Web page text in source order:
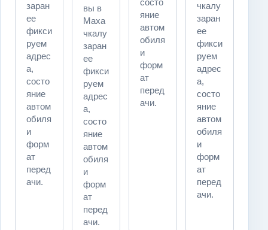
заран
ее
фикси
руем
адрес
а,
состо
яние
автом
обиля
и
форм
ат
перед
ачи.
вы в
Маха
чкалу
заран
ее
фикси
руем
адрес
а,
состо
яние
автом
обиля
и
форм
ат
перед
ачи.
состо
яние
автом
обиля
и
форм
ат
перед
ачи.
чкалу
заран
ее
фикси
руем
адрес
а,
состо
яние
автом
обиля
и
форм
ат
перед
ачи.